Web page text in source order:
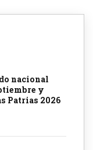
nacional
y
Patrias 2026